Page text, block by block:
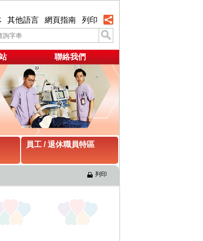
其他語言 網頁指南 列印
聯絡我們
員工 / 退休職員特區
列印